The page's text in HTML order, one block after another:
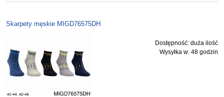
Skarpety męskie MIGD76575DH
Dostępność: duża ilość
Wysyłka w: 48 godzin